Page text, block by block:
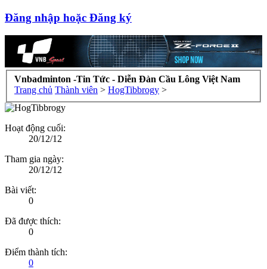
Đăng nhập hoặc Đăng ký
Vnbadminton -Tin Tức - Diễn Đàn Cầu Lông Việt Nam
Trang chủ Thành viên > HogTibbrogy >
Hoạt động cuối:
20/12/12
Tham gia ngày:
20/12/12
Bài viết:
0
Đã được thích:
0
Điểm thành tích:
0